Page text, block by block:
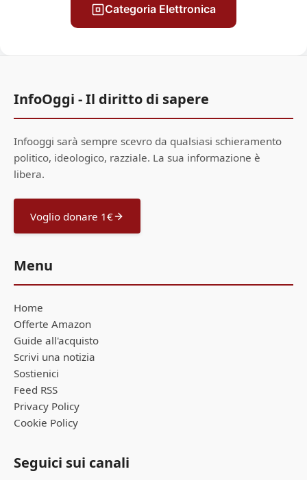
Categoria Elettronica
InfoOggi - Il diritto di sapere
Infooggi sarà sempre scevro da qualsiasi schieramento
politico, ideologico, razziale. La sua informazione è
libera.
Voglio donare 1€
Menu
Home
Offerte Amazon
Guide all'acquisto
Scrivi una notizia
Sostienici
Feed RSS
Privacy Policy
Cookie Policy
Seguici sui canali